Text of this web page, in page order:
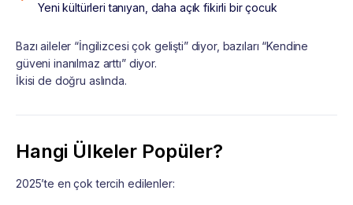
Yeni kültürleri tanıyan, daha açık fikirli bir çocuk
Bazı aileler “İngilizcesi çok gelişti” diyor, bazıları “Kendine
güveni inanılmaz arttı” diyor.
İkisi de doğru aslında.
Hangi Ülkeler Popüler?
2025’te en çok tercih edilenler: